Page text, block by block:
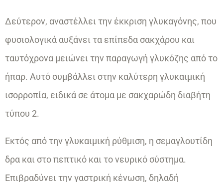
Δεύτερον, αναστέλλει την έκκριση γλυκαγόνης, που
φυσιολογικά αυξάνει τα επίπεδα σακχάρου και
ταυτόχρονα μειώνει την παραγωγή γλυκόζης από το
ήπαρ. Αυτό συμβάλλει στην καλύτερη γλυκαιμική
ισορροπία, ειδικά σε άτομα με σακχαρώδη διαβήτη
τύπου 2.
Εκτός από την γλυκαιμική ρύθμιση, η σεμαγλουτίδη
δρα και στο πεπτικό και το νευρικό σύστημα.
Επιβραδύνει την γαστρική κένωση, δηλαδή